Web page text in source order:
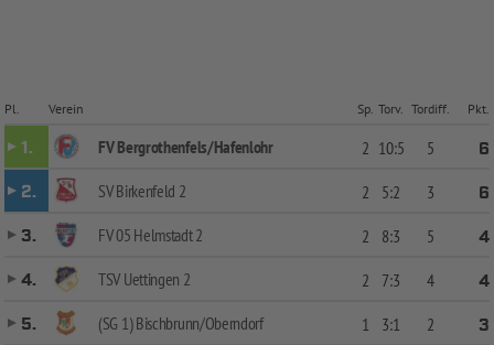
Pl. Verein Sp. Torv. Tordiff. Pkt.
1. FV Bergrothenfels/Hafenlohr 2 10:5 5
6
2.
SV Birkenfeld 2 2 5:2 3
6
3.
FV 05 Helmstadt 2 2 8:3 5
4
4.
TSV Uettingen 2 2 7:3 4
4
5.
(SG 1) Bischbrunn/Oberndorf 1 3:1 2
3